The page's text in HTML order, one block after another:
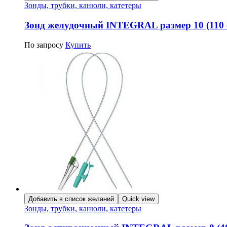
Зонды, трубки, канюли, катетеры
Зонд желудочный INTEGRAL размер 10 (110
По запросу Купить
Добавить в список желаний Quick view
Зонды, трубки, канюли, катетеры